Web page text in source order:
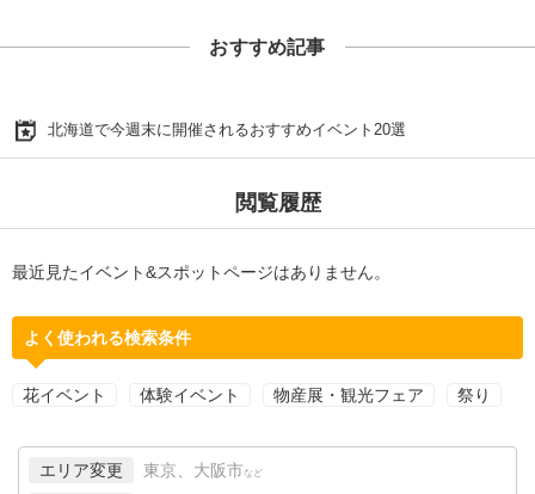
おすすめ記事
北海道で今週末に開催されるおすすめイベント20選
閲覧履歴
最近見たイベント&スポットページはありません。
よく使われる検索条件
花イベント 体験イベント 物産展・観光フェア 祭り
エリア変更 東京、大阪市 など